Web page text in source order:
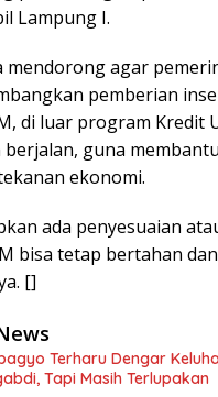
Lampung I.
mendorong agar
pemberian
di luar program Kredit
berjalan, guna
ekonomi.
ada penyesuaian
bisa tetap bertahan
[]
Terharu Dengar
Tapi Masih Terlupakan